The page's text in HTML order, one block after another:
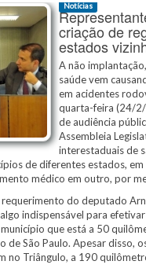
Notícias
criação de
estados
A não
saúde vem
em acidentes
quarta-feira (24/
de audiência
Assembleia
interestaduais de
de diferentes estados,
médico em outro, por
do deputado
indispensável para
que está a 50
São Paulo. Apesar disso,
no Triângulo, a 190